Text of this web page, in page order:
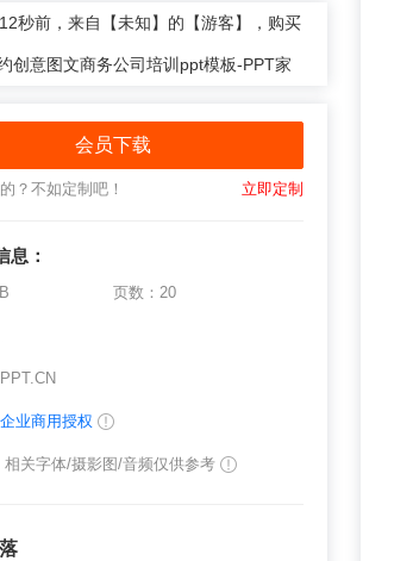
秒前，来自【未知】的【游客】，购买
创意图文商务公司培训ppt模板-PPT家
会员下载
？不如定制吧！ 立即定制
息：
页数：20
企业商用授权
相关字体/摄影图/音频仅供参考